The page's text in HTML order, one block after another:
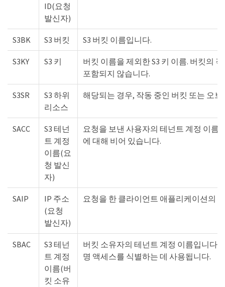
ID(요청
발신자)
S3BK S3 버킷 S3 버킷 이름입니다.
S3KY S3 키
버킷 이름을 제외한 S3 키 이름. 버킷의
포함되지 않습니다.
S3SR
S3 하위
리소스
해당되는 경우, 작동 중인 버킷 또는 오
SACC
S3 테넌
트 계정
이름(요
청 발신
자)
요청을 보낸 사용자의 테넌트 계정 이름
에 대해 비어 있습니다.
SAIP
IP 주소
(요청
발신자)
요청을 한 클라이언트 애플리케이션의
SBAC
S3 테넌
트 계정
이름(버
킷 소유
버킷 소유자의 테넌트 계정 이름입니다.
명 액세스를 식별하는 데 사용됩니다.